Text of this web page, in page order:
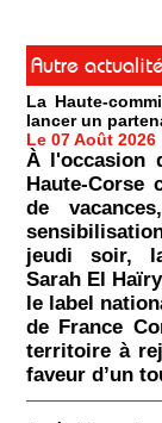
Autre
La Haute-
lancer un
Le 07 Août 2026
À l'occasion
Haute-Corse
de
jeudi soir, la
Sarah El
le label
de France
territoire à
faveur d’un